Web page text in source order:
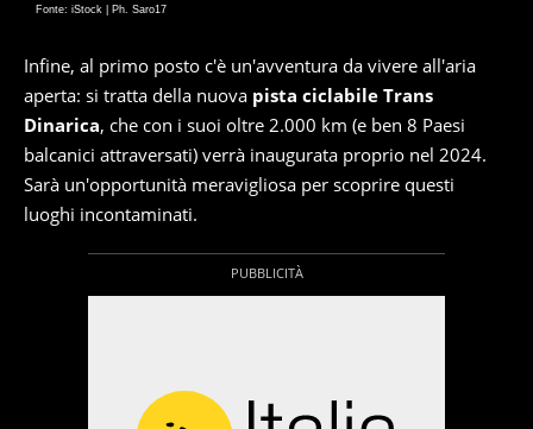
Fonte: iStock | Ph. Saro17
Infine, al primo posto c'è un'avventura da vivere all'aria
aperta: si tratta della nuova pista ciclabile Trans
Dinarica, che con i suoi oltre 2.000 km (e ben 8 Paesi
balcanici attraversati) verrà inaugurata proprio nel 2024.
Sarà un'opportunità meravigliosa per scoprire questi
luoghi incontaminati.